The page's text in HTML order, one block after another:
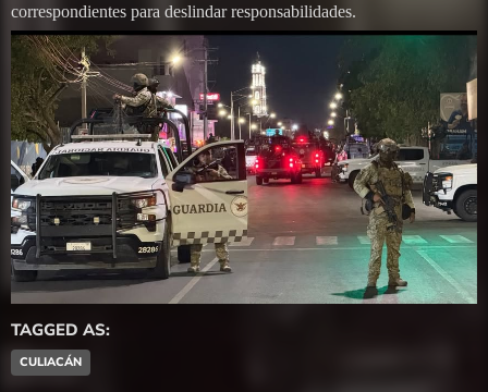
correspondientes para deslindar responsabilidades.
TAGGED AS:
CULIACÁN